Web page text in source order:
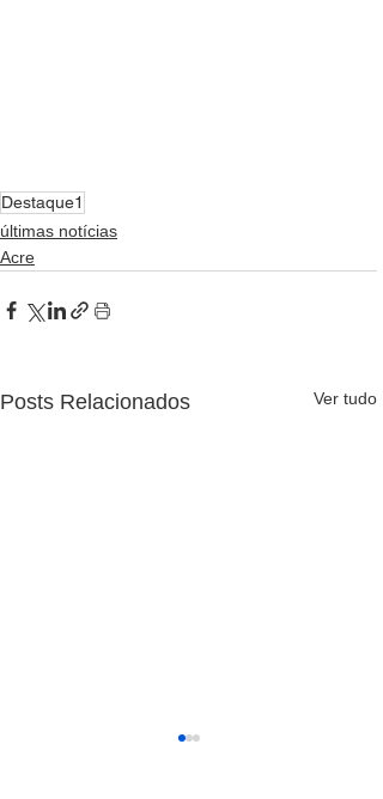
Destaque1
últimas notícias
Acre
Posts Relacionados Ver tudo